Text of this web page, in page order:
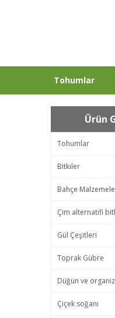
Tohumlar
Ürün
Tohumlar
Bitkiler
Bahçe
Çim alternatifi
Gül Çeşitleri
Toprak Gübre
Düğün ve
Çiçek soğanı